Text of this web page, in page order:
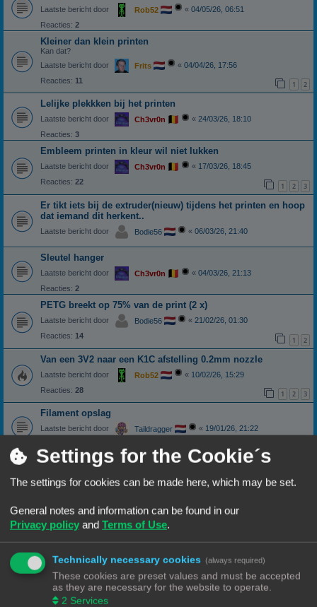
Laatste bericht door Rob52 « 04/05/26, 06:51
Reacties: 2
Kleiner dan klein printen
Kan dat?
Laatste bericht door
Frits « 04/04/26, 17:56
Reacties: 11 1 2
Lelijke plekkken bij het printen
Laatste bericht door Ch3vr0n « 24/03/26, 18:10
Reacties: 3
Embleem printen in kleur wil niet lukken
Laatste bericht door Ch3vr0n « 17/03/26, 18:45
Reacties: 22 1 2 3
Er tikt iets bij de extruder(nieuw) tijdens het printen en hoop
dat iemand dit herkent..
Laatste bericht door Bodie56 « 06/03/26, 21:40
Sleutel hanger
Laatste bericht door Ch3vr0n « 04/03/26, 21:13
Reacties: 2
PETG breekt op 75% van de print (2 x)
Laatste bericht door Bodie56 « 21/02/26, 01:30
Reacties: 14 1 2
Van een 3V2 naar een K1C afstelling 0.2mm nozzle
Laatste bericht door Rob52 « 10/02/26, 15:29
Reacties: 28 1 2 3
Filament opslag
Laatste bericht door Taildragger « 19/01/26, 21:22
Cura of Anycubic slicer next
Misj
Van ender 3 V2 overgestapt op een A1
Laatste bericht door Burrel
1 2
Printer aansluiten op laptop
Laatste bericht door Wim62 «10/12/25, 11:25
Reacties:17
Settings for the Cookie´s
The settings for cookies can be made here, which may be set.
General notes and information can be found in our
Privacy policy and Terms of Use.
Technically necessary cookies (always required)
These cookies are preset values and must be accepted
as they are necessary for the website to operate.
2 Services